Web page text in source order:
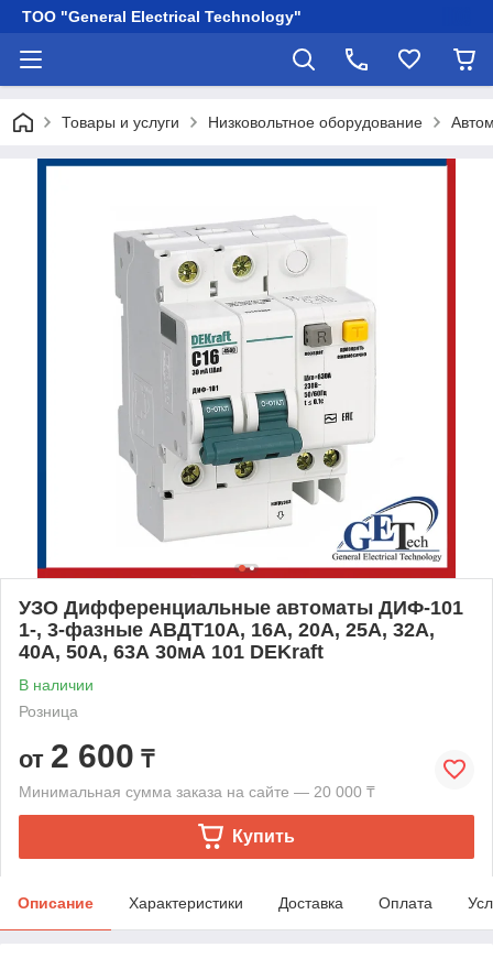
ТОО "General Electrical Technology"
Товары и услуги Низковольтное оборудование
УЗО Дифференциальные автоматы ДИФ-101
1-, 3-фазные АВДТ10А, 16А, 20А, 25А, 32А,
40А, 50А, 63А 30мА 101 DEKraft
В наличии
Розница
от 2 600 ₸
Минимальная сумма заказа на сайте — 20 000 ₸
Купить
Описание Характеристики Доставка Оплата